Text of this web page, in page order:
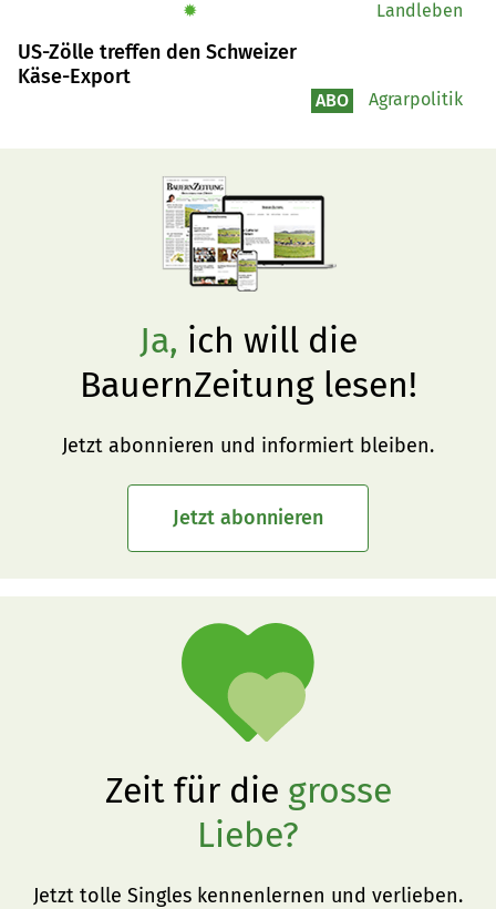
✹ Landleben
US-Zölle treffen den Schweizer
Käse-Export
ABO Agrarpolitik
Ja, ich will die
BauernZeitung lesen!
Jetzt abonnieren und informiert bleiben.
Jetzt abonnieren
Zeit für die grosse
Liebe?
Jetzt tolle Singles kennenlernen und verlieben.